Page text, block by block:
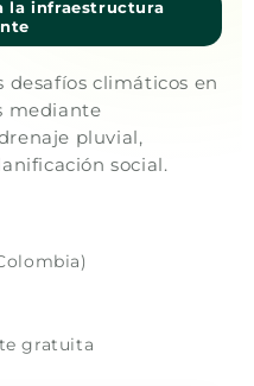
la infraestructura
desafíos climáticos en
mediante
pluvial,
social.
gratuita